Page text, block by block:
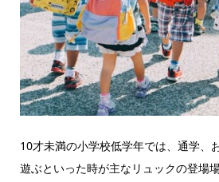
10才未満の小学校低学年では、通学、
遊ぶといった時が主なリュックの登場